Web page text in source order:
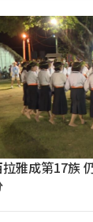
雅成第17族